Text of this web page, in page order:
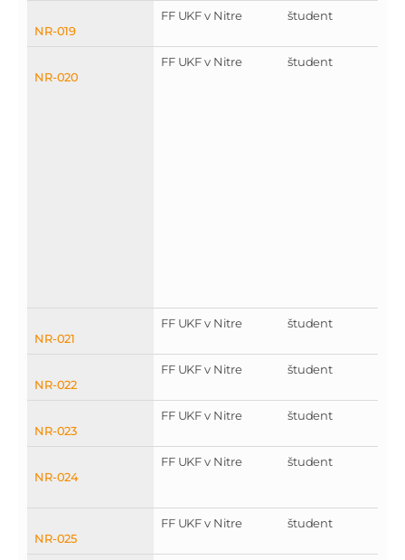
NR-019
FF UKF v Nitre študent
NR-020
FF UKF v Nitre študent
NR-021
FF UKF v Nitre študent
NR-022
FF UKF v Nitre študent
NR-023
FF UKF v Nitre študent
NR-024
FF UKF v Nitre študent
NR-025
FF UKF v Nitre študent